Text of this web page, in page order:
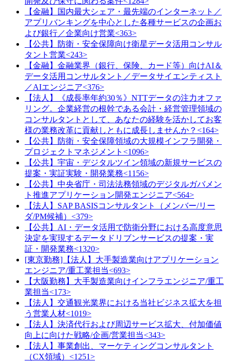
【金融】国内最大シェア・最先端のインターネット／
アプリバンキングを中心とした各種サービスの企画お
よび銀行／企業向け営業<363>
【公共】防衛・安全保障向け衛星データ活用コンサル
タント営業<243>
【金融】金融業界（銀行、保険、カード等）向けAI＆
データ活用コンサルタント／データサイエンティスト
／AIエンジニア<376>
【法人】《成長率年約30％》NTTデータの注力オファ
リング。企業経営の根幹である会計・経営管理領域の
コンサルタントとして、あなたの経験を活かしてお客
様の業務改革に貢献しともに成長しませんか？<164>
【公共】防衛・安全保障領域の大規模インフラ開発・
プロジェクトマネジメント<1096>
【公共】宇宙・デジタルツイン領域の新規サービスの
提案・実証実験・開発業務<1156>
【公共】中央省庁・司法法務領域のデジタルガバメン
ト推進アプリケーション開発エンジニア<564>
【法人】SAP BASISコンサルタント（メンバー/リー
ダ/PM候補）<379>
【公共】AI・データ活用で防衛分野における高度意思
決定を実現するデータドリブンサービスの提案・実
証・開発業務<1320>
[東京勤務]【法人】大手製造業向けアプリケーション
エンジニア/重工業担当<693>
【大阪勤務】大手製造業向けインフラエンジニア/重工
業担当<173>
【法人】交通観光業界における当社ビジネス拡大を担
う営業人材<1019>
【法人】決済代行および周辺サービス拡大、付加価値
向上に向けた戦略/企画/営業担当<343>
【法人】事業創出、マーケティングコンサルタント
（CX領域）<1251>